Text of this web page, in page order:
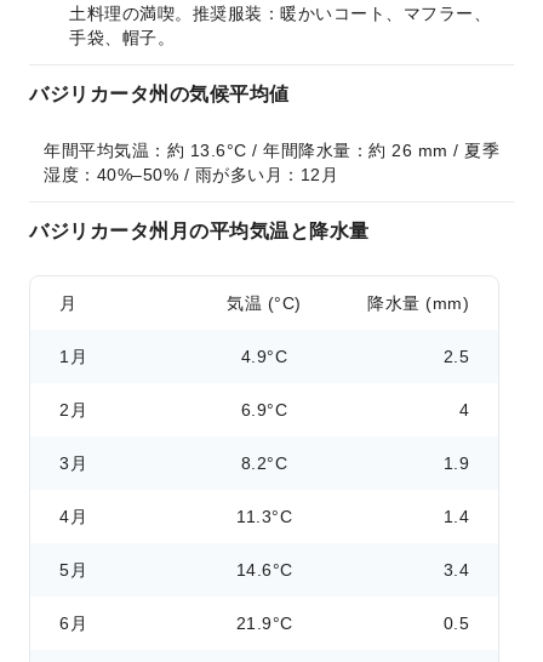
土料理の満喫。推奨服装：暖かいコート、マフラー、
手袋、帽子。
バジリカータ州の気候平均値
年間平均気温：約 13.6°C / 年間降水量：約 26 mm / 夏季
湿度：40%–50% / 雨が多い月：12月
バジリカータ州月の平均気温と降水量
月 気温 (°C) 降水量 (mm)
1月 4.9°C 2.5
2月 6.9°C 4
3月 8.2°C 1.9
4月 11.3°C 1.4
5月 14.6°C 3.4
6月 21.9°C 0.5